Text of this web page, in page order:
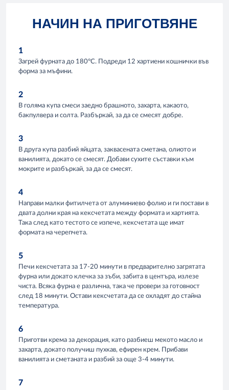
НАЧИН НА ПРИГОТВЯНЕ
1
Загрей фурната до 180°C. Подреди 12 хартиени кошнички във
форма за мъфини.
2
В голяма купа смеси заедно брашното, захарта, какаото,
бакпулвера и солта. Разбъркай, за да се смесят добре.
3
В друга купа разбий яйцата, заквасената сметана, олиото и
ванилията, докато се смесят. Добави сухите съставки към
мокрите и разбъркай, за да се смесят.
4
Направи малки фитилчета от алуминиево фолио и ги постави в
двата долни края на кексчетата между формата и хартията.
Така след като тестото се изпече, кексчетата ще имат
формата на черепчета.
5
Печи кексчетата за 17-20 минути в предварително загрятата
фурна или докато клечка за зъби, забита в центъра, излезе
чиста. Всяка фурна е различна, така че провери за готовност
след 18 минути. Остави кексчетата да се охладят до стайна
температура.
6
Приготви крема за декорация, като разбиеш мекото масло и
захарта, докато получиш пухкав, ефирен крем. Прибави
ванилията и сметаната и разбий за още 3-4 минути.
7